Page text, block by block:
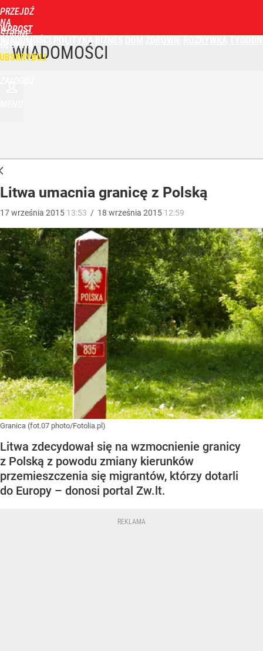
PRZEJDŹ
NA
STRONĘ
GŁÓWNĄ
WPROST
POLITYKA
WIADOMOŚCI
Litwa umacnia granicę z Polską
17września 2015 13:53 / 18 września 2015 12:59
Granica (fot.07 photo/Fotolia.pl)
Litwa zdecydował się na wzmocnienie granicy
z Polską z powodu zmiany kierunków
przemieszczenia się migrantów, którzy dotarli
do Europy – donosi portal Zw.lt.